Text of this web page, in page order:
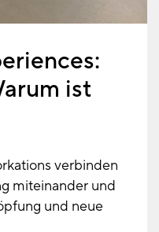
ist
verbinden
miteinander und
und neue